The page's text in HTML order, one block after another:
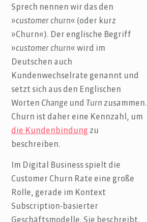
Sprech nennen wir das den
»customer churn« (oder kurz
»Churn«). Der englische Begriff
»customer churn« wird im
Deutschen auch
Kundenwechselrate genannt und
setzt sich aus den Englischen
Worten Change und Turn zusammen.
Churn ist daher eine Kennzahl, um
die Kundenbindung zu
beschreiben.
Im Digital Business spielt die
Customer Churn Rate eine große
Rolle, gerade im Kontext
Subscription-basierter